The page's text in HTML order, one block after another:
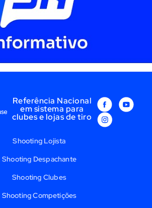
Referência Nacional
em sistema para
clubes e lojas de tiro
Shooting Lojista
Shooting Despachante
Shooting Clubes
Shooting Competições